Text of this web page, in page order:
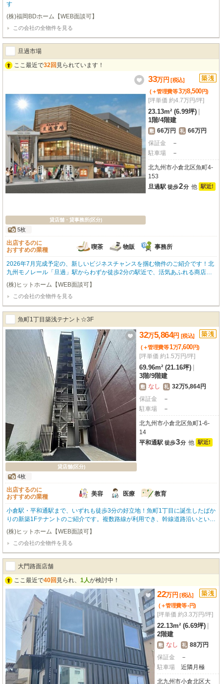
す
(株)福岡BDホーム【WEB面談可】
この会社の全物件を見る
旦過市場
ここ最近で32回 見られています！
貸店舗・貸事務所(区分)
5枚
33万円 [税込]
(＋管理費等3万8,500円)
[坪単価 約4.7万円/坪]
23.13m² (6.99坪)
1階/4階建
敷 66万円 礼 66万円
保証金
－
駐車場
－
北九州市小倉北区魚町4-
153
旦過駅 徒歩2分 他 駅近!
出店するのに
おすすめの業種
喫茶 物販 事務所
2026年7月完成予定の、新しいビジネスチャンスを掴む物件のご紹介です！北
九州モノレール「旦過」駅からわずか徒歩2分の駅近で、活気あふれる商店街
に面した抜群のロケーションが魅力です。約23.13㎡の広さで、1階路面店とい
う視認性の高さも嬉しいポイント。内装はスケルトンなので、お客様の思い描
く理想の店舗空間を自由にデザインしていただけます。喫茶・カフェ、小売・
物販、事務所など、幅広い業種におすすめです。周辺にはコンビニやスーパ
ー、飲食店が充実しており、集客にも期待が持てます。エレベーターやガス・
給排水設備も完備。新しい一歩を踏み出すあなたの夢を応援する、この特別な
場所で、ぜひ成功への扉を開いてみませんか？
(株)ヒットホーム【WEB面談可】
この会社の全物件を見る
魚町1丁目築浅テナント☆3F
貸店舗(区分)
4枚
32万5,864円 [税込]
(＋管理費等1万7,600円)
[坪単価 約1.5万円/坪]
69.96m² (21.16坪)
3階/9階建
敷 なし 礼 32万5,864円
保証金
－
駐車場
－
北九州市小倉北区魚町1-6-
14
平和通駅 徒歩3分 他 駅近!
出店するのに
おすすめの業種
美容 医療 教育
小倉駅・平和通駅まで、いずれも徒歩3分の好立地！魚町1丁目に誕生したばか
りの新築1Fテナントのご紹介です。複数路線が利用でき、幹線道路沿いという
視認性も兼ね備えた、集客力の高いエリア。周辺には人気の飲食店や商業施設
が立ち並び、多くの人々が行き交います。専有面積69.96㎡（約21.16坪）の
広々とした空間は、スケルトン渡しのため、お客様のこだわりを反映した店舗
づくりが可能です。開業の初期費用を抑えたい方にも良いお知らせです！敷金
ゼロ、さらにフリーレント2ヶ月のキャンペーンを実施中（期間中のみ要確
認）！美容・医療・教育関係、物販店舗、事務所、飲食店など、幅広い業種に
対応できる、ビジネスに魅力的な物件です。この機会にぜひ一度、現地をご覧
(株)ヒットホーム【WEB面談可】
この会社の全物件を見る
大門路面店舗
ここ最近で40回 見られ、 1人が検討中！
22万円 [税込]
(＋管理費等-円)
[坪単価 約3.3万円/坪]
22.13m² (6.69坪)
2階建
敷 なし 礼 88万円
保証金
－
駐車場
近隣月極
北九州市小倉北区大